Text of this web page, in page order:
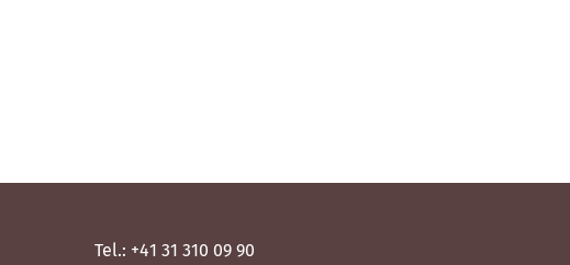
Tel.: +41 31 310 09 90